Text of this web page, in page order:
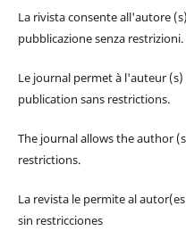
La rivista consente all'autore
pubblicazione senza restrizioni.
Le journal permet à l'auteur
publication sans restrictions.
The journal allows the author
restrictions.
La revista le permite al
sin restricciones